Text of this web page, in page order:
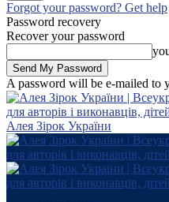
Forgot your password? Get help
Password recovery
Recover your password
A password will be e-mailed to
Алея Зірок України